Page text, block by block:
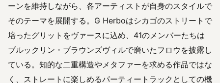
ーンを維持しながら、各アーティストが自身のスタイルで
そのテーマを展開する。G Herboはシカゴのストリートで
培ったグリットをヴァースに込め、41のメンバーたちは
ブルックリン・ブラウンズヴィルで磨いたフロウを披露し
ている。知的な二重構造やメタファーを求める作品ではな
く、ストレートに楽しめるパーティートラックとしての機